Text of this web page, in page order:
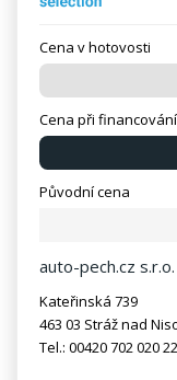
Cena v hotovosti
Cena při financování
Původní cena
auto-pech.cz s.r.o.
Kateřinská 739
463 03 Stráž nad
Tel.: 00420 702 020